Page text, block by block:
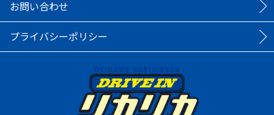
お問い合わせ
プライバシーポリシー